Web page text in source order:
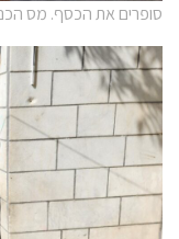
סופרים את הכסף. מס